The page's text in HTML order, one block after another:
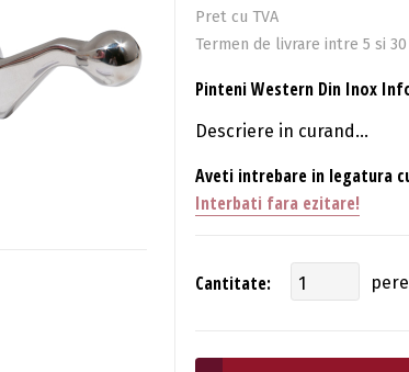
Pret cu TVA
Termen de livrare intre 5 si
Pinteni Western Din Inox
Descriere in curand...
Aveti intrebare in legatura
Interbati fara ezitare!
Cantitate: